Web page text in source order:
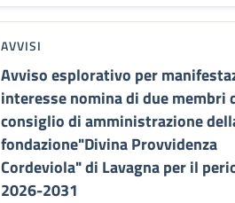
AVVISI
Avviso esplorativo per
interesse nomina di due membri
consiglio di amministrazione
fondazione"Divina Provvidenza
Cordeviola" di Lavagna per il
2026-2031